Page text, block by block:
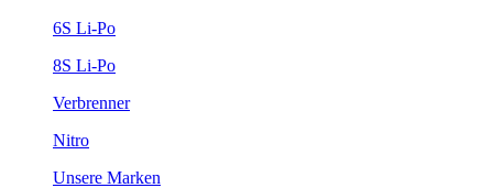
6S Li-Po
8S Li-Po
Verbrenner
Nitro
Unsere Marken